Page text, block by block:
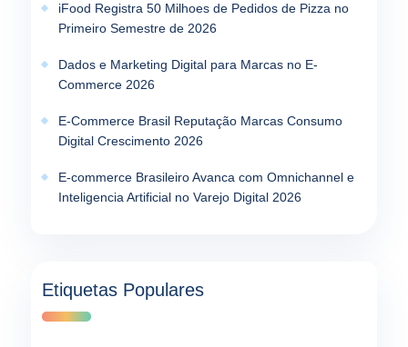
iFood Registra 50 Milhoes de Pedidos de Pizza no
Primeiro Semestre de 2026
Dados e Marketing Digital para Marcas no E-
Commerce 2026
E-Commerce Brasil Reputação Marcas Consumo
Digital Crescimento 2026
E-commerce Brasileiro Avanca com Omnichannel e
Inteligencia Artificial no Varejo Digital 2026
Etiquetas Populares